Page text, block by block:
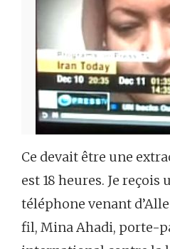
Ce devait être une
est 18 heures. Je reçois
téléphone venant
fil, Mina Ahadi, porte-